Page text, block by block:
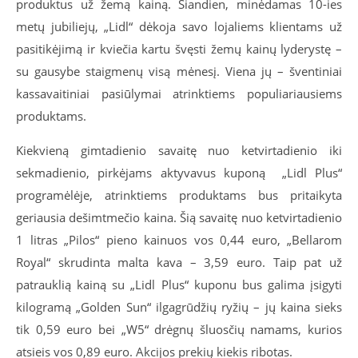
produktus už žemą kainą. Šiandien, minėdamas 10-ies
metų jubiliejų, „Lidl“ dėkoja savo lojaliems klientams už
pasitikėjimą ir kviečia kartu švęsti žemų kainų lyderystę –
su gausybe staigmenų visą mėnesį. Viena jų – šventiniai
kassavaitiniai pasiūlymai atrinktiems populiariausiems
produktams.
Kiekvieną gimtadienio savaitę nuo ketvirtadienio iki
sekmadienio, pirkėjams aktyvavus kuponą
„Lidl Plus“
programėlėje, atrinktiems produktams bus pritaikyta
geriausia dešimtmečio kaina. Šią savaitę nuo ketvirtadienio
1 litras „Pilos“ pieno kainuos vos 0,44 euro, „Bellarom
Royal“ skrudinta malta kava – 3,59 euro. Taip pat už
patrauklią kainą su „Lidl Plus“ kuponu bus galima įsigyti
kilogramą „Golden Sun“ ilgagrūdžių ryžių – jų kaina sieks
tik 0,59 euro bei „W5“ drėgnų šluosčių namams, kurios
atsieis vos 0,89 euro. Akcijos prekių kiekis ribotas.